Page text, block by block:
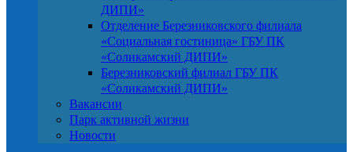
ДИПИ»
Отделение Березниковского филиала
«Социальная гостиница» ГБУ ПК
«Соликамский ДИПИ»
Березниковский филиал ГБУ ПК
«Соликамский ДИПИ»
Вакансии
Парк активной жизни
Новости